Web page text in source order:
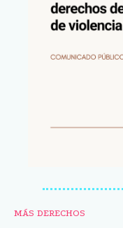
MÁS DERECHOS